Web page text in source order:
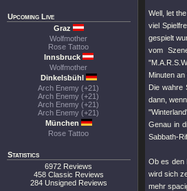
Upcoming Live
Graz
Wolfmother
Rose Tattoo
Innsbruck
Wolfmother
Dinkelsbühl
Arch Enemy (+21)
Arch Enemy (+21)
Arch Enemy (+21)
Arch Enemy (+21)
München
Rose Tattoo
Statistics
6972 Reviews
458 Classic Reviews
284 Unsigned Reviews
Well, let
viel
gespielt
vom
Minuten
Die wahre
dann,
Genau in
Sabbath-
Ob es den
wird sich
mehr